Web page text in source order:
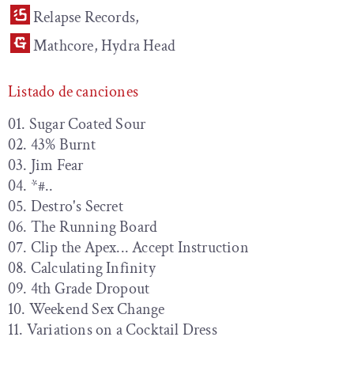
Relapse Records,
Mathcore, Hydra Head
Listado de canciones
01. Sugar Coated Sour
02. 43% Burnt
03. Jim Fear
04. *#..
05. Destro's Secret
06. The Running Board
07. Clip the Apex... Accept Instruction
08. Calculating Infinity
09. 4th Grade Dropout
10. Weekend Sex Change
11. Variations on a Cocktail Dress